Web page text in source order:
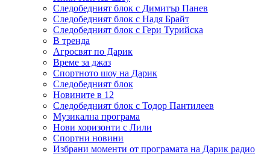
Следобедният блок с Димитър Панев
Следобедният блок с Надя Брайт
Следобедният блок с Гери Турийска
В тренда
Агросвят по Дарик
Време за джаз
Спортното шоу на Дарик
Следобедният блок
Новините в 12
Следобедният блок с Тодор Пантилеев
Музикална програма
Нови хоризонти с Лили
Спортни новини
Избрани моменти от програмата на Дарик радио